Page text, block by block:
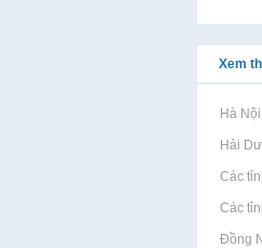
Xem
Rao vặt tại Hà Nội
Rao vặt tại Hải
Rao vặt tại Các
Rao vặt tại Các
Rao vặt tại Đồng